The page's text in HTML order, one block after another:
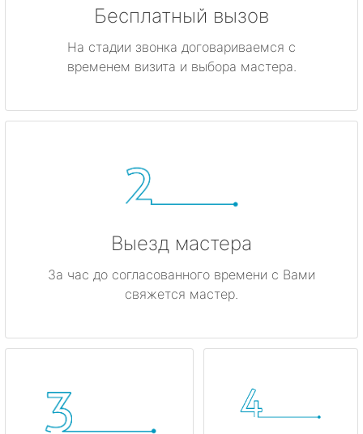
Бесплатный вызов
На стадии звонка договариваемся с
временем визита и выбора мастера.
Выезд мастера
За час до согласованного времени с Вами
свяжется мастер.